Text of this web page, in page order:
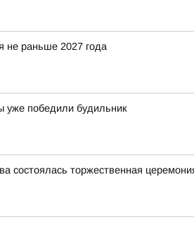
не раньше 2027 года
уже победили будильник
торжественная